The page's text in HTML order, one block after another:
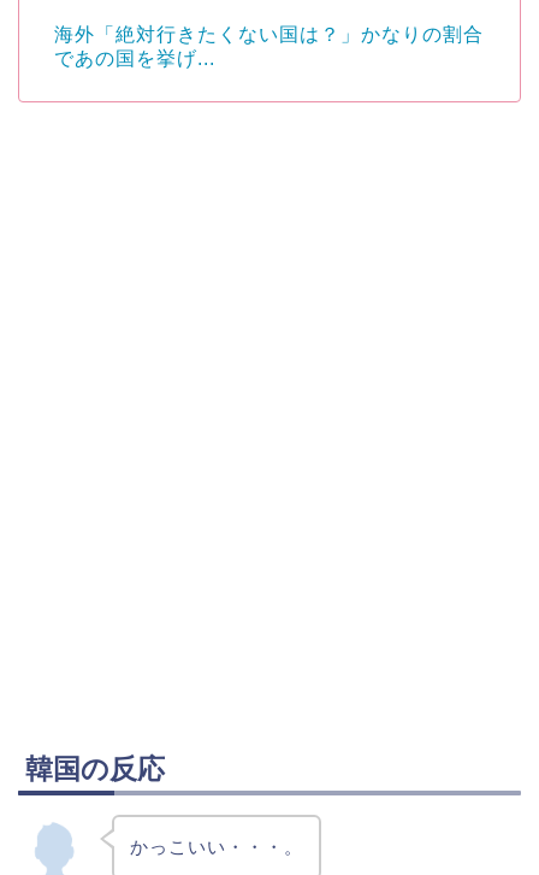
海外「絶対行きたくない国は？」かなりの割合
であの国を挙げ...
韓国の反応
かっこいい・・・。